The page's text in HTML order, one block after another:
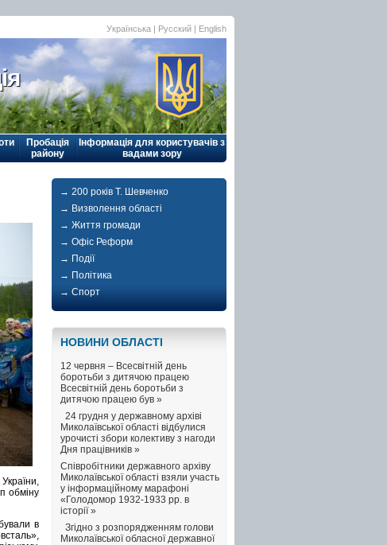
Українська | Русский | English
Пробація
району
Інформація для користувачів з
вадами зору
обміну
в
→ 200 років Т. Шевченко
→ Визволення області
→ Життя громади
→ Офіс Реформ
→ Події
→ Політика
→ Спорт
НОВИНИ ОБЛАСТI
12 червня – Всесвітній день
боротьби з дитячою працею
Всесвітній день боротьби з
дитячою працею був »
24 грудня у державному архіві
Миколаївської області відбулися
урочисті збори колективу з нагоди
Дня працівників »
Співробітники державного архіву
Миколаївської області взяли участь
у інформаційному марафоні
«Голодомор 1932-1933 рр. в
історії »
Згідно з розпорядженням голови
Миколаївської обласної державної